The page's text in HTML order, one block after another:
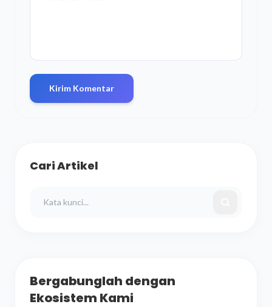
Kirim Komentar
Cari Artikel
Bergabunglah dengan
Ekosistem Kami